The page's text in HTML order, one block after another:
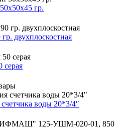
гр.
двухплоскостная
серая
воды 20*3/4″